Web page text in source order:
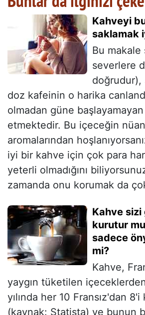
Kahveyi
saklamak
Bu makale
severlere
doğrudur),
doz kafeinin o harika
olmadan güne
etmektedir. Bu içeceğin
aromalarından
iyi bir kahve için çok para
yeterli olmadığını
zamanda onu korumak da
Kahve
kurutur
sadece
mi?
Kahve,
yaygın tüketilen
yılında her 10 Fransız'dan
(kaynak: Statista) ve bunun